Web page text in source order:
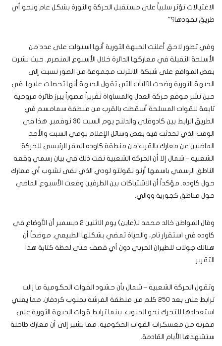
الاغتيالات تؤثر سلبياً على مستقبل الحركة والثورة بشكل عام ونحو أي
طريق تقودها؟”
وفي تطور لاحق أعلنت الجبهة الثورية أنها استولت على عدد من
الأسلحة الثقيلة في معاركها الدائرة خلال الأسبوع المنصرم. حيث نشرت
بعض المواقع على شبكة الانترنت مجموعة من الصور نسبت إلى
الجبهة الثورية وضحت الآليات التي تقول الجبهة أنها تحصلت عليها. في
حين نشر موقع حركة العدل والمساواة تقريراً مصوراً يبرز طائرة مروحية
تابعة للقوات المسلحة أسقطت بالقرب من منطقة سمامسم في
الطريق الرابط بين كادوقلي والدلنج يوم السبت 30 نوفمبر. هذا في
الوقت الذي تحدثت فيه بعض وسائل الإعلام يومي السبت والأحد
الماضيين عن معارك بالقرب من منطقة كاوده المقر الرئيسي للحركة
الشعبية – شمال إلا أن الحركة الشعبية نفت ذلك في بيان رسمي وقعه
الناطق الرسمي باسمها أرنو نقولتو لودي الذي نفى نشوب أي معارك
حول كاوده. مؤكداً أن الاشتباكات بين الطرفين وقعت الأسبوع الماضي
حول مناطق كجورية ووالي.
وقال المواطن خالد محمد لـ(عاين) يوم الاثنين 2 ديسمبر أن الأوضاع في
كاوده في استقرار تام، والحياة تمضي بشكلها الطبيعي. موضحاً أن
هنالك جولات للطيران الحربي دون أي قصف حتى لحظة كتابة هذا
التقرير.
وتقول الحركة الشعبية – شمال بأن حشود القوات الحكومية ما زالت
ترابط على بعد 250 كلم من منطقة الفرشة بجنوب كردفان. مما يعني
استعدادها للتحرك نحو الجنوب. بينما ترابط قوات الجبهة الثورية على
مقربة من معسكرات القوات الحكومية. مما يشير إلى أن معارك طاحنة
ستشهدها الأيام القادمة.